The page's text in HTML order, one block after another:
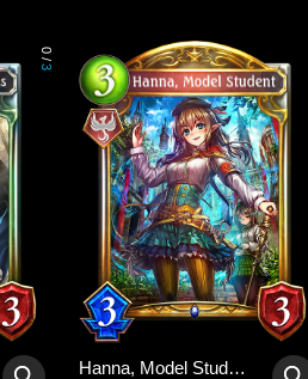
0
/
3
Hanna, Model Student